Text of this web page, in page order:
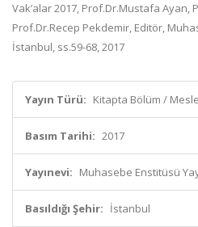
Vak’alar 2017, Prof.Dr.Mustafa Ayan,
Prof.Dr.Recep Pekdemir, Editör,
İstanbul, ss.59-68, 2017
Yayın Türü: Kitapta Bölüm /
Basım Tarihi: 2017
Yayınevi: Muhasebe Enstitüsü
Basıldığı Şehir: İstanbul